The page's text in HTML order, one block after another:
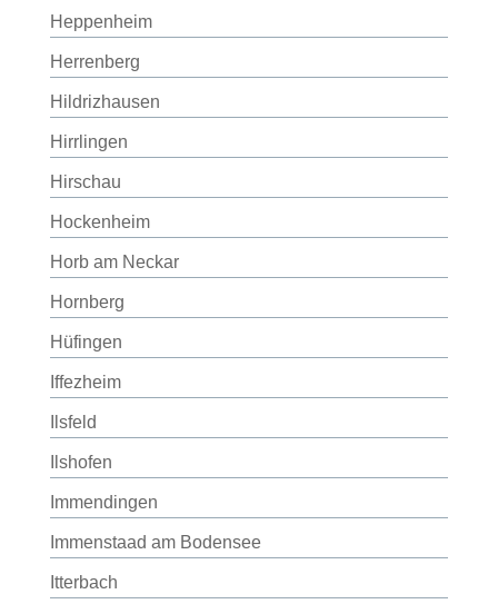
Heppenheim
Herrenberg
Hildrizhausen
Hirrlingen
Hirschau
Hockenheim
Horb am Neckar
Hornberg
Hüfingen
Iffezheim
Ilsfeld
Ilshofen
Immendingen
Immenstaad am Bodensee
Itterbach